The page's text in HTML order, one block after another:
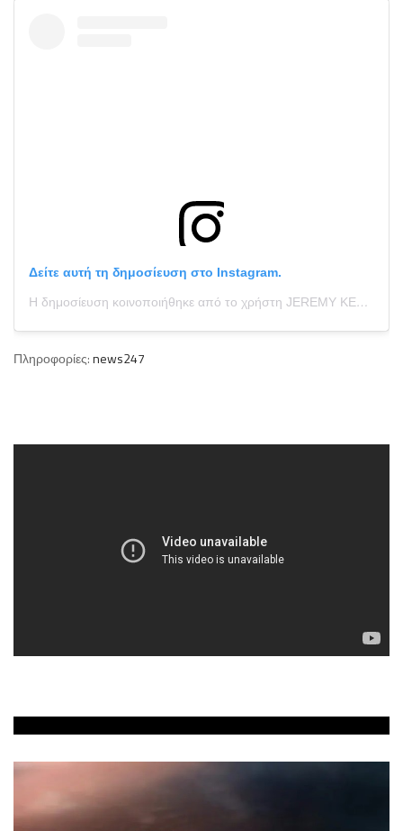
Δείτε αυτή τη δημοσίευση στο Instagram.
Η δημοσίευση κοινοποιήθηκε από το χρήστη JEREMY KENYON LOCKYER CORBELL (@jeremycorbell)
Πληροφορίες:news247